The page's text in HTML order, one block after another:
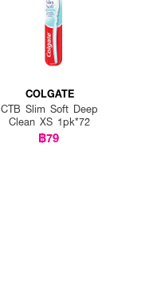
COLGATE
CTB Slim Soft Deep
Clean XS 1pk*72
฿79